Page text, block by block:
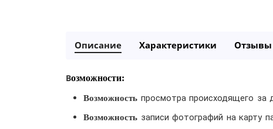
Описание Характеристики Отзывы
Возможности:
Возможность просмотра происходящего за
Возможность записи фотографий на карту